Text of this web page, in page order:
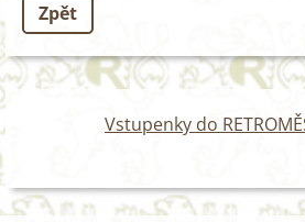
Zpět
Vstupenky do